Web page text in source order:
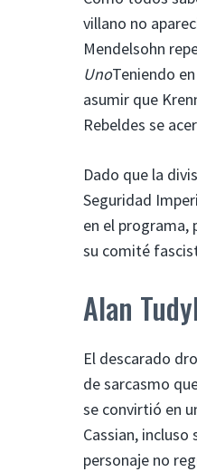
villano no
Mendelsohn
UnoTeniendo
asumir que
Rebeldes se
Dado que la
Seguridad
en el programa,
su comité
Alan
El descarado
de sarcasmo
se convirtió en
Cassian,
personaje no